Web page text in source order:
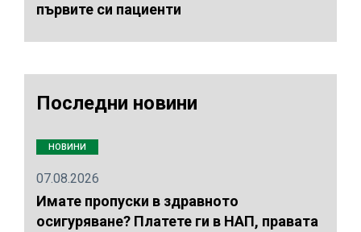
първите си пациенти
Последни новини
НОВИНИ
07.08.2026
Имате пропуски в здравното
осигуряване? Платете ги в НАП, правата